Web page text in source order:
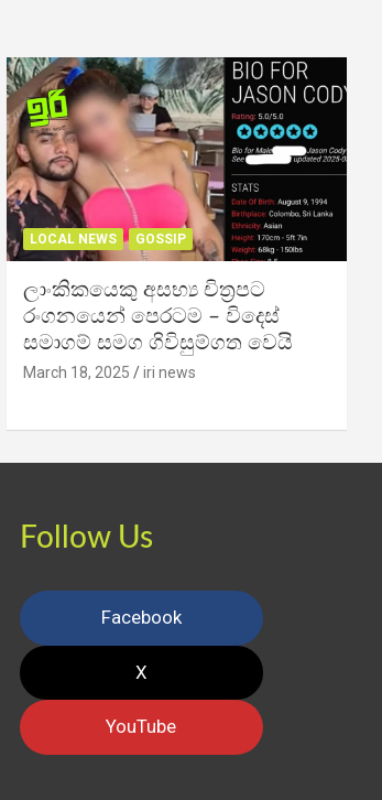
LOCAL NEWS GOSSIP
ලාංකිකයෙකු අසභ්‍ය චිත්‍රපට
රංගනයෙන් පෙරටම – විදෙස්
සමාගම් සමග ගිවිසුම්ගත වෙයි
March 18, 2025 iri news
Follow Us
Facebook
X
YouTube